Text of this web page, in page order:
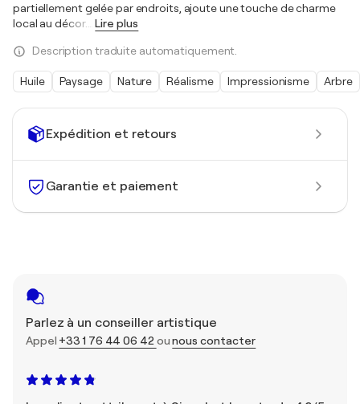
Expédition et retours
Garantie et paiement
Parlez à un conseiller artistique
Appel +33 1 76 44 06 42 ounous contacter
partiellement gelée par endroits, ajoute une touche de charme
local au décor.
Lire plus
Description traduite automatiquement.
Huile Paysage Nature Réalisme Impressionisme Arbre